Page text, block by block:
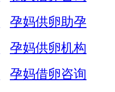
孕妈供卵助孕
孕妈供卵机构
孕妈借卵咨询